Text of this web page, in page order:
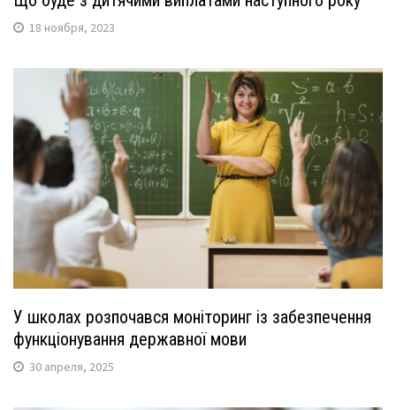
18 ноября, 2023
У школах розпочався моніторинг із забезпечення
функціонування державної мови
30 апреля, 2025